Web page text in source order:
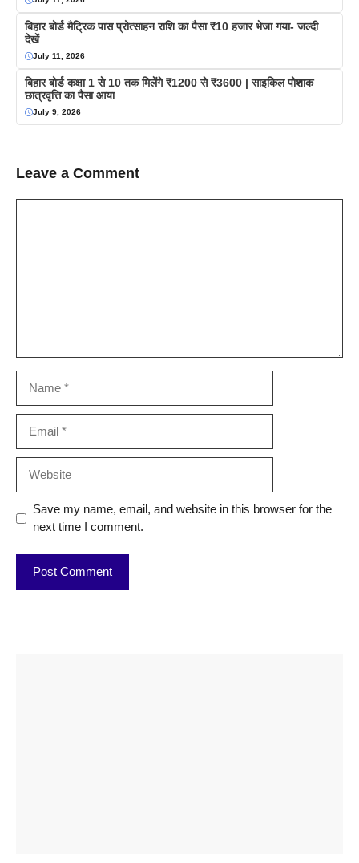
बिहार बोर्ड मैट्रिक पास प्रोत्साहन राशि का पैसा ₹10 हजार भेजा गया- जल्दी
देखें
July 11, 2026
बिहार बोर्ड कक्षा 1 से 10 तक मिलेंगे ₹1200 से ₹3600 | साइकिल पोशाक
छात्रवृत्ति का पैसा आया
July 9, 2026
Leave a Comment
Save my name, email, and website in this browser for the
next time I comment.